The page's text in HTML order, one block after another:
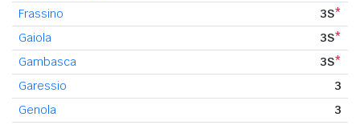
Frassino
3S*
Gaiola
3S*
Gambasca
3S*
Garessio
3
Genola
3